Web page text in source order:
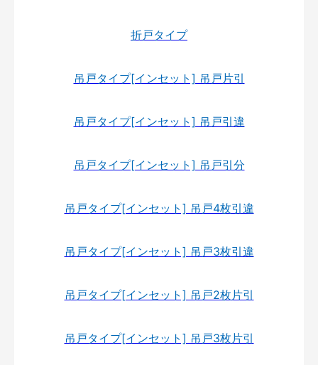
折戸タイプ
吊戸タイプ[インセット] 吊戸片引
吊戸タイプ[インセット] 吊戸引違
吊戸タイプ[インセット] 吊戸引分
吊戸タイプ[インセット] 吊戸4枚引違
吊戸タイプ[インセット] 吊戸3枚引違
吊戸タイプ[インセット] 吊戸2枚片引
吊戸タイプ[インセット] 吊戸3枚片引